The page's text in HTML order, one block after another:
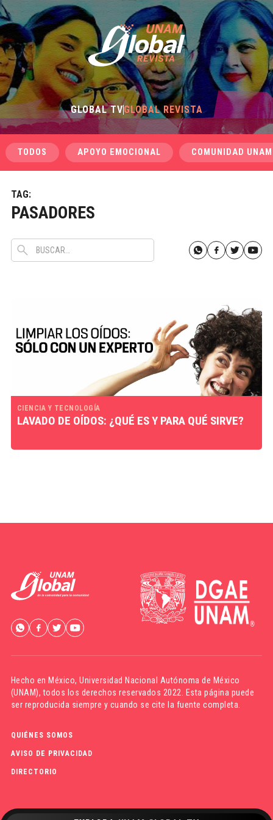
GLOBAL TVGLOBAL REVISTA
TODOS APOYO EMOCIONAL COMUNIDAD UNAM
TAG:
PASADORES
CIENCIA Y TECNOLOGÍA
LAVADO DE OÍDOS: ¿QUÉ ES Y PARA QUÉ SIRVE?
Hecho en México,Universidad Nacional Autónoma de México
(UNAM), todos los derechos reservados 2022. Esta página puede
ser reproducida siempre y cuando se cite la fuente completa.
QUIÉNES SOMOS
AVISO DE PRIVACIDAD
DIRECTORIO